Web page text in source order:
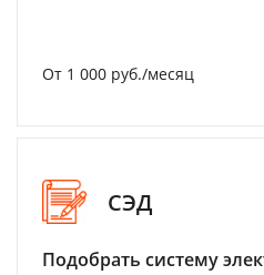
От 1 000 руб./месяц
СЭД
Подобрать систему